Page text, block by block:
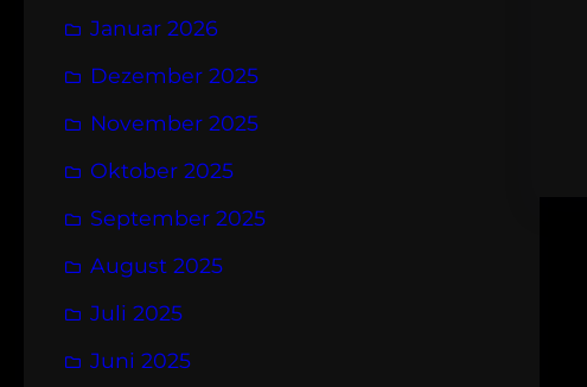
Januar 2026
Dezember 2025
November 2025
Oktober 2025
September 2025
August 2025
Juli 2025
Juni 2025